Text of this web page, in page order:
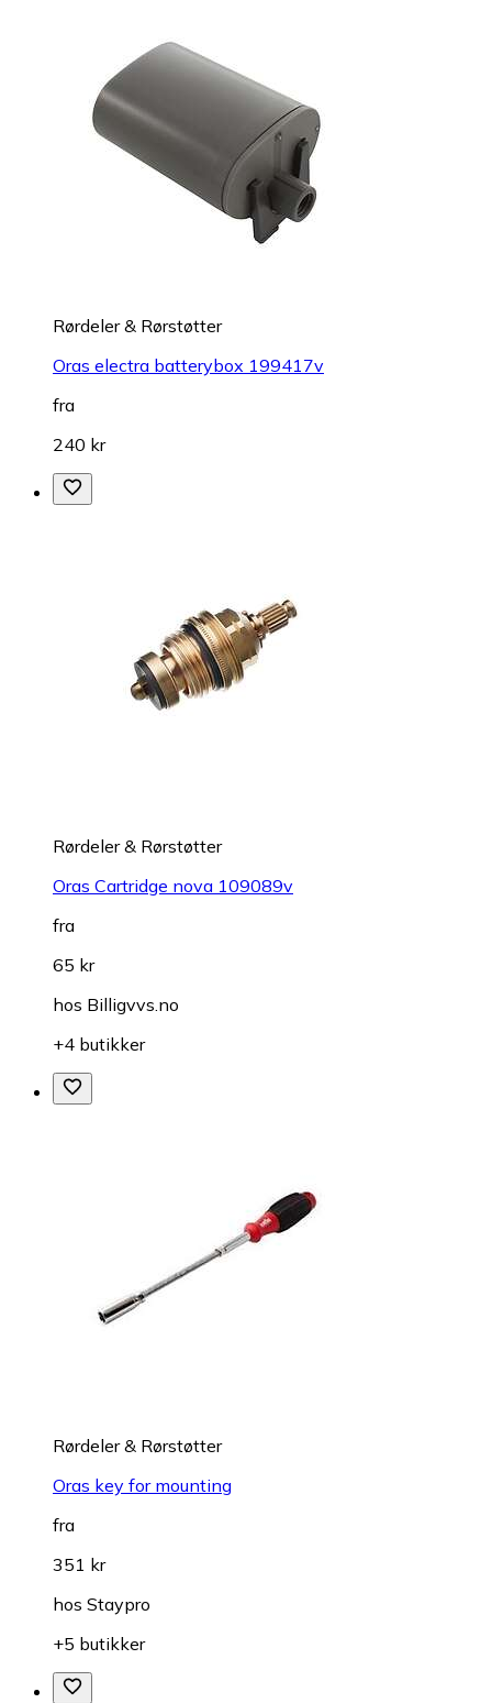
Rørdeler & Rørstøtter
Oras electra batterybox 199417v
fra
240 kr
Rørdeler & Rørstøtter
Oras Cartridge nova 109089v
fra
65 kr
hos Billigvvs.no
+4 butikker
Rørdeler & Rørstøtter
Oras key for mounting
fra
351 kr
hos Staypro
+5 butikker